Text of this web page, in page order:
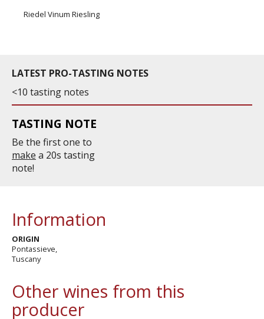
Riedel Vinum Riesling
LATEST PRO-TASTING NOTES
<10 tasting notes
TASTING NOTE
Be the first one to
make a 20s tasting
note!
Information
ORIGIN
Pontassieve,
Tuscany
Other wines from this
producer